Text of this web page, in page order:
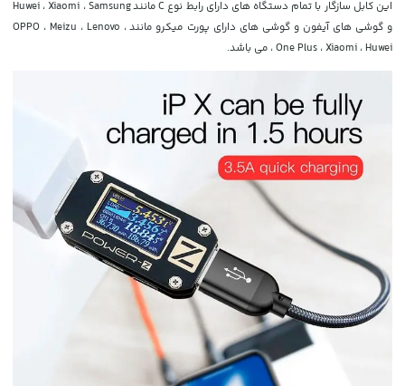
این کابل سازگار با تمام دستگاه های دارای رابط نوع C مانند Huwei ، Xiaomi ، Samsung
و گوشی های آیفون و گوشی های دارای پورت میکرو مانند OPPO ، Meizu ، Lenovo ،
One Plus ، Xiaomi ، Huwei ، می باشد.